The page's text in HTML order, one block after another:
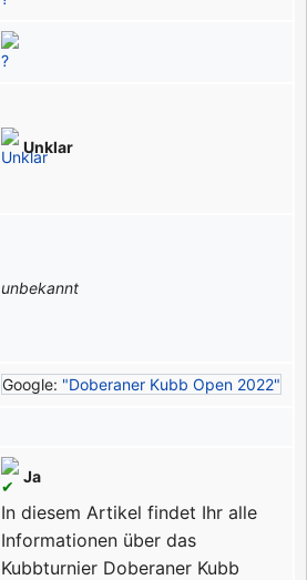
Unklar
unbekannt
Google: "Doberaner Kubb Open 2022"
Ja
In diesem Artikel findet Ihr alle
Informationen über das
Kubbturnier Doberaner Kubb